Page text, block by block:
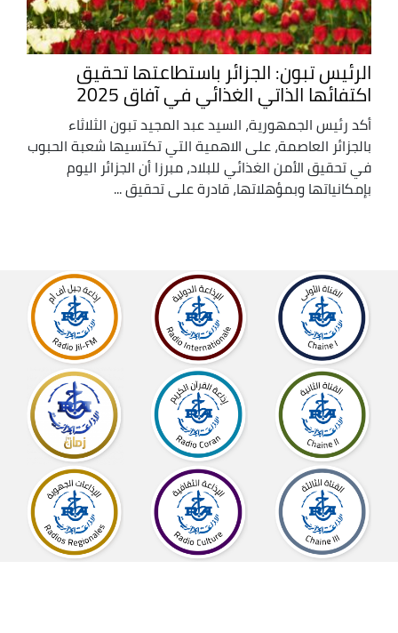
الرئيس تبون: الجزائر باستطاعتها تحقيق
اكتفائها الذاتي الغذائي في آفاق 2025
أكد رئيس الجمهورية، السيد عبد المجيد تبون الثلاثاء
بالجزائر العاصمة، على الاهمية التي تكتسيها شعبة الحبوب
في تحقيق الأمن الغذائي للبلاد، مبرزا أن الجزائر اليوم
بإمكانياتها وبمؤهلاتها، قادرة على تحقيق ...